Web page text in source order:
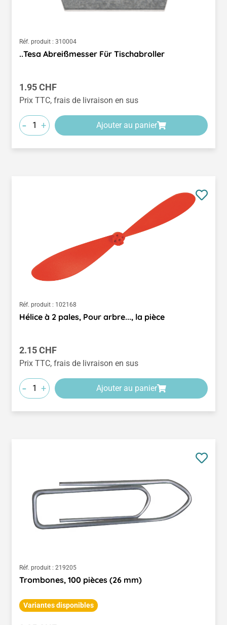
Réf. produit : 310004
..Tesa Abreißmesser Für Tischabroller
Prix régulier :
1.95 CHF
Prix TTC, frais de livraison en sus
- + Ajouter au panier
Réf. produit : 102168
Hélice à 2 pales, Pour arbre..., la pièce
Prix régulier :
2.15 CHF
Prix TTC, frais de livraison en sus
- + Ajouter au panier
Réf. produit : 219205
Trombones, 100 pièces (26 mm)
Variantes disponibles